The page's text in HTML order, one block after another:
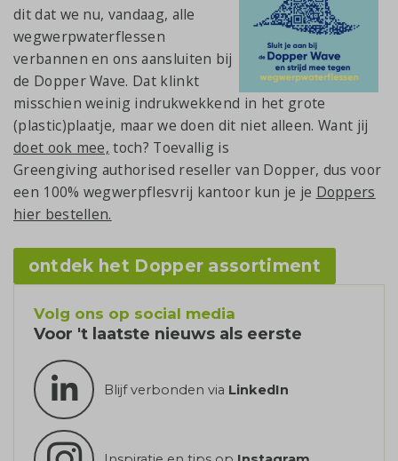
dit dat we nu, vandaag, alle
wegwerpwaterflessen
verbannen en ons aansluiten bij
de Dopper Wave. Dat klinkt
misschien weinig indrukwekkend in het grote
(plastic)plaatje, maar we doen dit niet alleen. Want jij
doet ook mee, toch? Toevallig is
Greengiving authorised reseller van Dopper, dus voor
een 100% wegwerpflesvrij kantoor kun je je Doppers
hier bestellen.
ontdek het Dopper assortiment
Volg ons op social media
Voor 't laatste nieuws als eerste
Blijf verbonden via LinkedIn